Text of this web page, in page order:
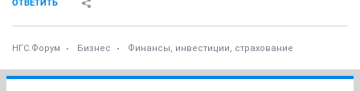
ОТВЕТИТЬ
НГС.Форум Бизнес Финансы, инвестиции, страхование